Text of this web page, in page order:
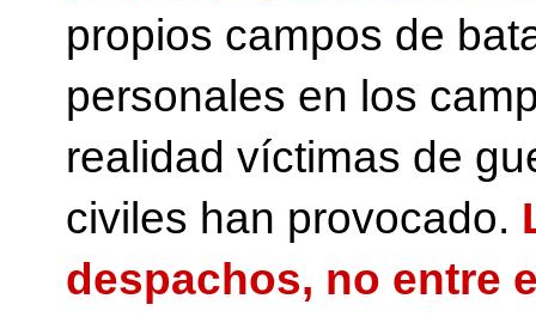
propios campos de
personales en los
realidad víctimas de
civiles han provocado.
despachos, no entre